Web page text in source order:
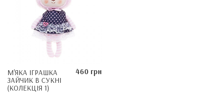
М'ЯКА ІГРАШКА
ЗАЙЧИК В СУКНІ
(КОЛЕКЦІЯ 1)
460 грн